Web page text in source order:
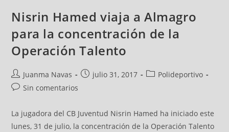
Nisrin Hamed viaja a Almagro
para la concentración de la
Operación Talento
Juanma Navas julio 31, 2017
Polideportivo
Sin comentarios
La jugadora del CB Juventud Nisrin Hamed ha iniciado este
lunes, 31 de julio, la concentración de la Operación Talento